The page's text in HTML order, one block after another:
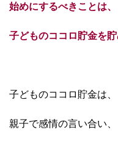
始めにするべきことは、
子どものココロ貯金を貯
子どものココロ貯金は、
親子で感情の言い合い、